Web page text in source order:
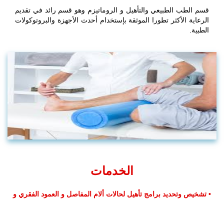
قسم الطب الطبيعي والتأهيل و الروماتيزم وهو قسم رائد في تقديم
الرعاية الأكثر تطورا الموثقة بإستخدام أحدث الأجهزة والبروتوكولات
الطبية.
الخدمات
• تشخيص وتحديد برامج تأهيل لحالات ألام المفاصل و العمود الفقري و